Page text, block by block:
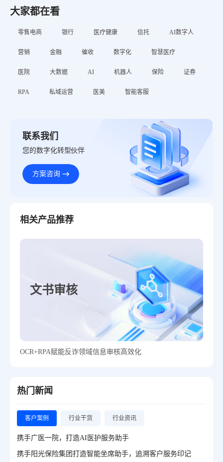
大家都在看
零售电商 银行 医疗健康 信托 AI数字人
营销 金融 催收 数字化 智慧医疗
医院 大数据 AI 机器人 保险 证券
RPA 私域运营 医美 智能客服
联系我们
您的数字化转型伙伴
方案咨询
相关产品推荐
文书审核
OCR+RPA赋能反诈领域信息审核高效化
热门新闻
客户案例 行业干货 行业资讯
携手广医一院，打造AI医护服务助手
携手阳光保险集团打造智能坐席助手，追溯客户服务印记